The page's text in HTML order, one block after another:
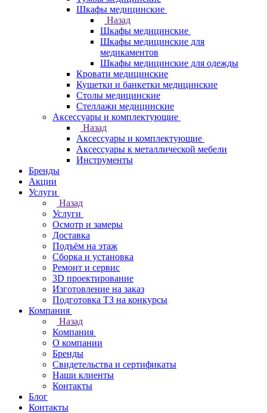
Шкафы медицинские
Назад
Шкафы медицинские
Шкафы медицинские для
медикаментов
Шкафы медицинские для одежды
Кровати медицинские
Кушетки и банкетки медицинские
Столы медицинские
Стеллажи медицинские
Аксессуары и комплектующие
Назад
Аксессуары и комплектующие
Аксессуары к металлической мебели
Инструменты
Бренды
Акции
Услуги
Назад
Услуги
Осмотр и замеры
Доставка
Подъём на этаж
Сборка и установка
Ремонт и сервис
3D проектирование
Изготовление на заказ
Подготовка ТЗ на конкурсы
Компания
Назад
Компания
О компании
Бренды
Свидетельства и сертификаты
Наши клиенты
Контакты
Блог
Контакты